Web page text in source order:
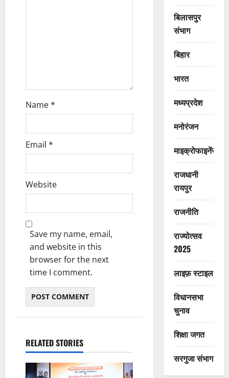
Name*
Email *
Website
Save my name, email,
and website in this
browser for the next
time I comment.
RELATED STORIES
बिलासपुर
संभाग
बिहार
भारत
मध्यप्रदेश
मनोरंजन
माइक्रोफाइनेंस
राजधानी
रायपुर
राजनीति
राज्योत्सव
2025
लाइफ़ स्टाइल
विधानसभा
चुनाव
शिक्षा जगत
सरगुजा संभाग